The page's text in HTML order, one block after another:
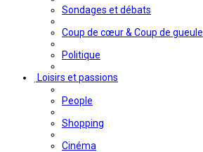
Sondages et débats
Coup de cœur & Coup de gueule
Politique
Loisirs et passions
People
Shopping
Cinéma